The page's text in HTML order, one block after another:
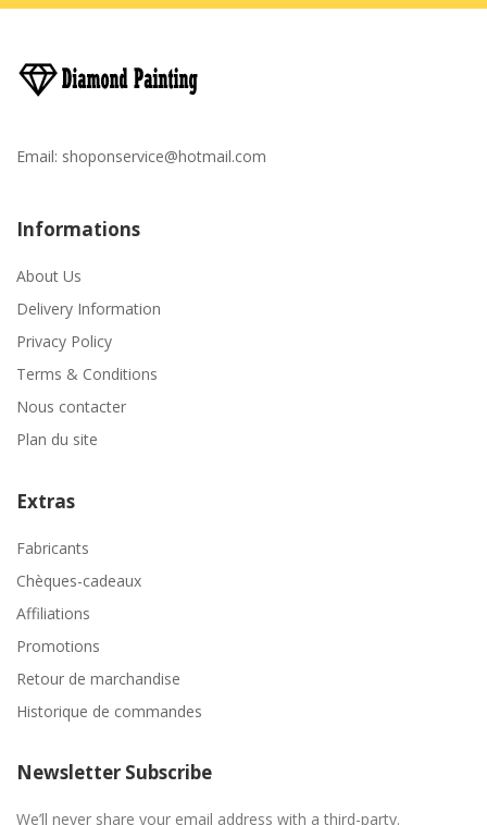
Email: shoponservice@hotmail.com
Informations
About Us
Delivery Information
Privacy Policy
Terms & Conditions
Nous contacter
Plan du site
Extras
Fabricants
Chèques-cadeaux
Affiliations
Promotions
Retour de marchandise
Historique de commandes
Newsletter Subscribe
We’ll never share your email address with a third-party.